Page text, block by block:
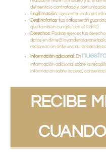
del servicio contratado y
Legitimación: consentimiento del
Destinatarios: tus datos serán
que también cumple con el RGPD.
Derechos: Podrás ejercer tus
datos en
reclamación ante una autoridad de
Información adicional: En
información adicional sobre la
información sobre acceso,
RECIBE